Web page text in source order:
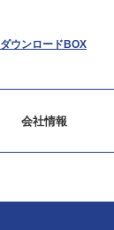
ダウンロードBOX
会社情報